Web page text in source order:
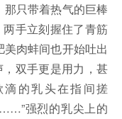
只带着热气的巨棒
手立刻握住了青筋
肉蚌间也开始吐出
双手更是用力，甚
的乳头在指间搓
强烈的乳尖上的